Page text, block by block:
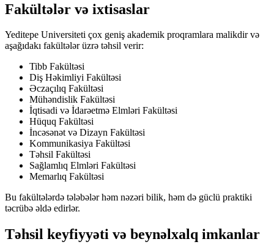
Fakültələr və ixtisaslar
Yeditepe Universiteti çox geniş akademik proqramlara malikdir və
aşağıdakı fakültələr üzrə təhsil verir:
Tibb Fakültəsi
Diş Həkimliyi Fakültəsi
Əczaçılıq Fakültəsi
Mühəndislik Fakültəsi
İqtisadi və İdarəetmə Elmləri Fakültəsi
Hüquq Fakültəsi
İncəsənət və Dizayn Fakültəsi
Kommunikasiya Fakültəsi
Təhsil Fakültəsi
Sağlamlıq Elmləri Fakültəsi
Memarlıq Fakültəsi
Bu fakültələrdə tələbələr həm nəzəri bilik, həm də güclü praktiki
təcrübə əldə edirlər.
Təhsil keyfiyyəti və beynəlxalq imkanlar